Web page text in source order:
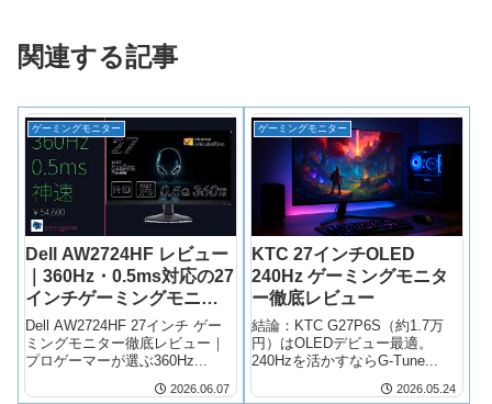
関連する記事
ゲーミングモニター
Dell AW2724HF レビュー
｜360Hz・0.5ms対応の27
インチゲーミングモニタ
ーが5万4千円の理由
Dell AW2724HF 27インチ ゲー
ミングモニター徹底レビュー｜
プロゲーマーが選ぶ360Hz...
2026.06.07
ゲーミングモニター
KTC 27インチOLED
240Hz ゲーミングモニタ
ー徹底レビュー
結論：KTC G27P6S（約1.7万
円）はOLEDデビュー最適。
240Hzを活かすならG-Tune...
2026.05.24